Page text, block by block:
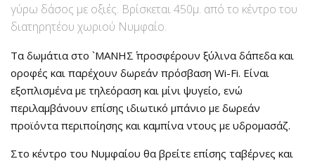
γύρω δάσος με οξιές. Βρίσκεται 450μ. από το κέντρο του
διατηρητέου χωριού Νυμφαίο.
Τα δωμάτια στο `ΜΑΝΗΣ΄ προσφέρουν ξύλινα δάπεδα και
οροφές και παρέχουν δωρεάν πρόσβαση Wi-Fi. Είναι
εξοπλισμένα με τηλεόραση και μίνι ψυγείο, ενώ
περιλαμβάνουν επίσης ιδιωτικό μπάνιο με δωρεάν
προϊόντα περιποίησης και καμπίνα ντους με υδρομασάζ.
Στο κέντρο του Νυμφαίου θα βρείτε επίσης ταβέρνες και